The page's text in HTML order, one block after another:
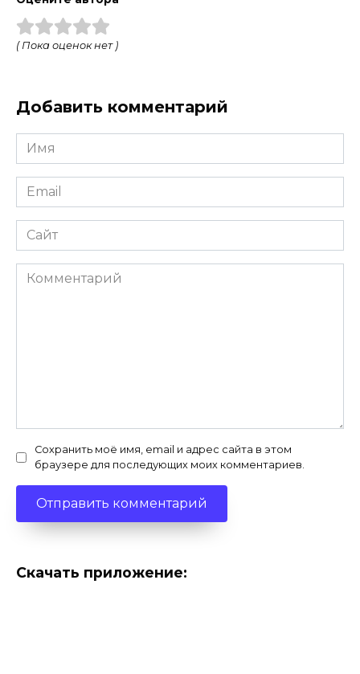
( Пока оценок нет )
Добавить комментарий
Имя
*
Email
*
Сайт
Комментарий
Сохранить моё имя, email и адрес сайта в этом
браузере для последующих моих комментариев.
Скачать приложение: